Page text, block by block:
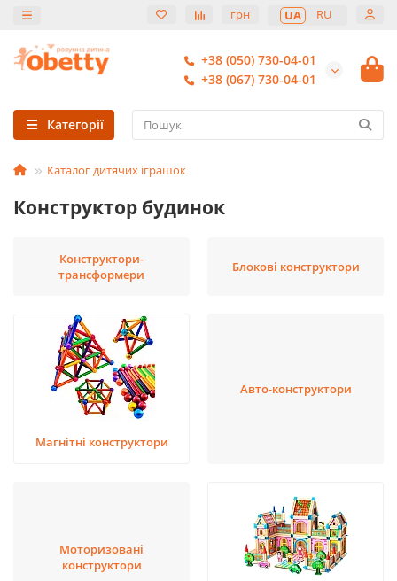
грн UA RU
+38 (050) 730-04-01
+38 (067) 730-04-01
Категорії
Каталог дитячих іграшок
Конструктор будинок
Конструктори-
трансформери
Блокові конструктори
Магнітні конструктори
Авто-конструктори
Моторизовані
конструктори